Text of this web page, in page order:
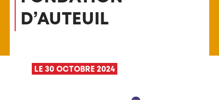
D’AUTEUIL
LE 30 OCTOBRE 2024